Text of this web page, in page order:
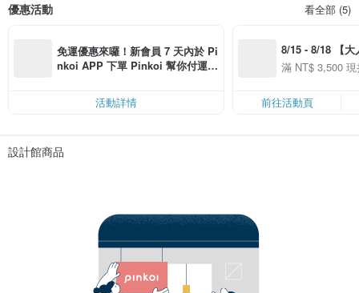
優惠活動 看全部 (5)
免運優惠來囉！新會員 7 天內於 Pi
nkoi APP 下單 Pinkoi 幫你付運
活動詳情
8/15 - 8/18 【大
季】滿
50
滿 NT$ 3,500
前往活動頁
設計館商品